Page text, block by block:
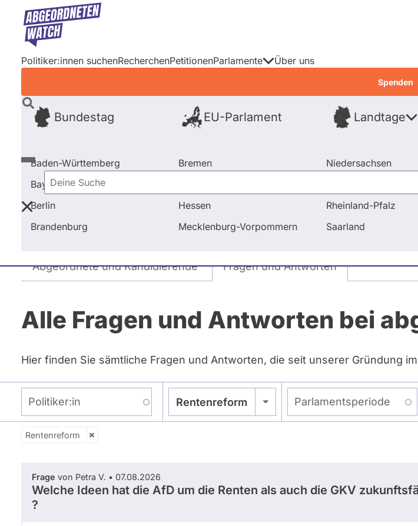
Direkt
Inhalt
Politiker:innen suchenRecherchenPetitionenParlamente
Bundestag EU-Parlament Landtage
Baden-Württemberg
Bayern
Berlin
Brandenburg
Bremen
Hessen
Mecklenburg-Vorpommern
Niedersachsen
Rheinland-Pfalz
Saarland
Über uns
Spenden
Deine
Suche
Startseite Alle Fragen und Antworten bei abgeordnetenwatch
Primäre
Reiter
Abgeordnete und Kandidierende Fragen und Antworten
Alle Fragen und Antworten bei
Hier finden Sie sämtliche Fragen und Antworten, die seit unserer Gründung
Rentenreform
Zeitraum
Rentenreform
Frage von Petra V. • 07.08.2026
Welche Ideen hat die AfD um die Renten als auch die GKV
?